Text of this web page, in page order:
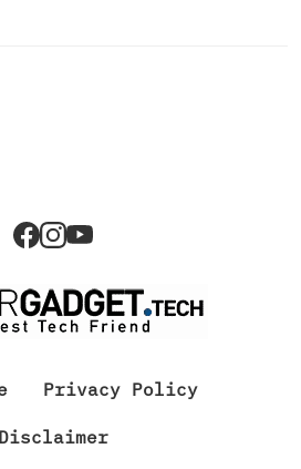
Privacy Policy
Disclaimer